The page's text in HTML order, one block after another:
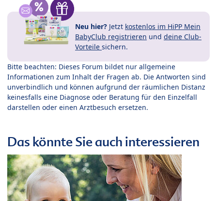
Neu hier? Jetzt kostenlos im HiPP Mein
BabyClub registrieren und deine Club-
Vorteile sichern.
Bitte beachten: Dieses Forum bildet nur allgemeine
Informationen zum Inhalt der Fragen ab. Die Antworten sind
unverbindlich und können aufgrund der räumlichen Distanz
keinesfalls eine Diagnose oder Beratung für den Einzelfall
darstellen oder einen Arztbesuch ersetzen.
Das könnte Sie auch interessieren